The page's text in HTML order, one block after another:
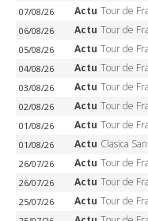
07/08/26 Actu Tour de France Femmes 2026,
06/08/26 Actu Tour de France Femmes
05/08/26 Actu Tour de France Femmes 2026,
04/08/26 Actu Tour de France Femmes
03/08/26 Actu Tour de France Femmes
02/08/26 Actu Tour de France Femmes
01/08/26 Actu Tour de France Femmes
01/08/26 Actu Clasica San Sebastian
26/07/26 Actu Tour de France 2026 –
26/07/26 Actu Tour de France 2026 – Étape
25/07/26 Actu Tour de France 2026 –